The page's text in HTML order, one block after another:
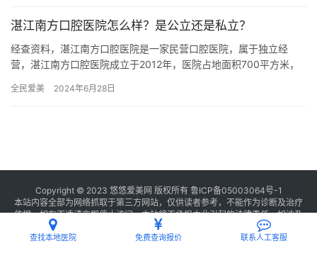
湛江南方口腔医院怎么样？是公立还是私立？
经查资料，湛江南方口腔医院是一家民营口腔医院，属于独立经
营，湛江南方口腔医院成立于2012年，医院占地面积700平方米，
牙、…
全民爱美 2024年6月28日
Copyright © 2023 悠悠爱美网 版权所有 鲁ICP备05003064号-1
本站内容全部为网络抓取于第三方网站，仅供读者参考，不能作为诊断及治疗
依据，如有不适请立即停止访问，本站将不承担由此引起的法律责任。如涉及
联系我们
查找本地医院 免费查询报价 联系人工客服